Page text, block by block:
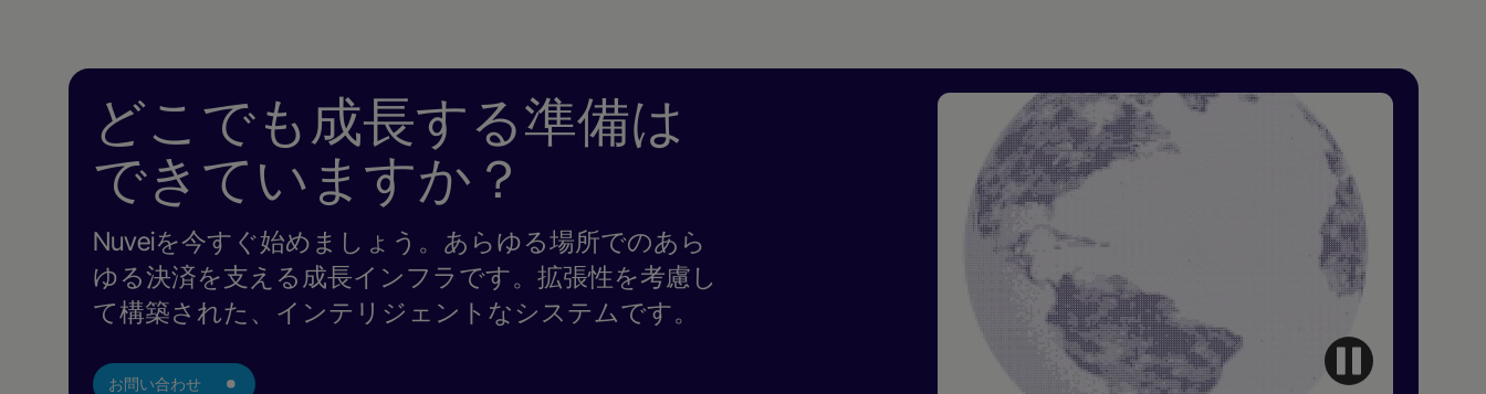
どこでも成長する準備は
できていますか？
Nuveiを今すぐ始めましょう。あらゆる場所でのあら
ゆる決済を支える成長インフラです。拡張性を考慮し
て構築された、インテリジェントなシステムです。
お問い合わせ